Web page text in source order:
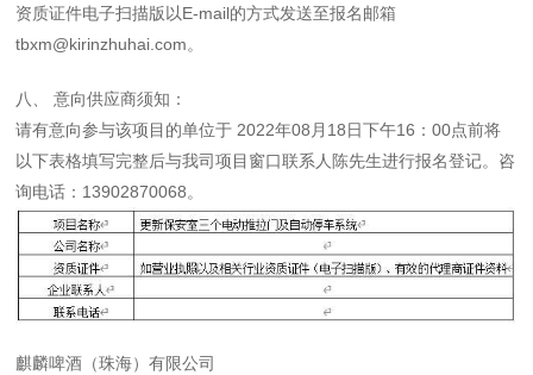
资质证件电子扫描版以E-mail的方式发送至报名邮箱
tbxm@kirinzhuhai.com。
八、 意向供应商须知：
请有意向参与该项目的单位于 2022年08月18日下午16：00点前将
以下表格填写完整后与我司项目窗口联系人陈先生进行报名登记。咨
询电话：13902870068。
麒麟啤酒（珠海）有限公司